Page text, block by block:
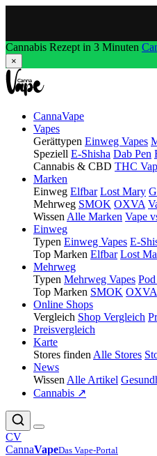
Cannabis Rezept in 3 Minuten
×
CannaVape
Vapes
Gerättypen Einweg Vapes
Speziell E-Shisha Dab Pen
Cannabis & CBD THC
Marken
Einweg Elfbar Lost Mary
Mehrweg SMOK OXVA
Wissen Alle Marken Vape
Einweg
Typen Einweg Vapes E-
Top Marken Elfbar Lost
Mehrweg
Typen Mehrweg Vapes
Top Marken SMOK OXVA
Online Shops
Vergleich Shop Vergleich
Preisvergleich
Karte
Stores finden Alle Stores
News
Wissen Alle Artikel
Cannabis ↗
CV
CannaVapeDas Vape-Portal